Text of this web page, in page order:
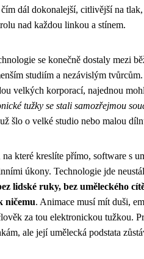
dál dokonalejší, citlivější na
nad každou linkou a stínem.
se konečně dostaly mezi
studiím a nezávislým tvůrcům.
velkých korporací, najednou
tužky se stali samozřejmou
šlo o velké studio nebo malou
které kreslíte přímo, software s
úkony. Technologie jde
lidské ruky, bez uměleckého
ničemu. Animace musí mít duši,
za tou elektronickou tužkou.
ale její umělecká podstata